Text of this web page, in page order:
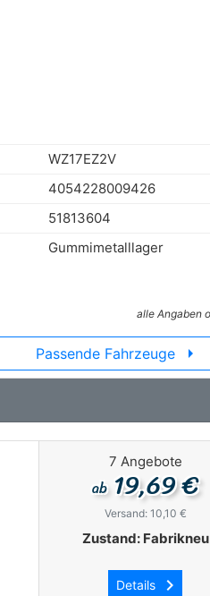
WZ17EZ2V
4054228009426
51813604
Gummimetalllager
alle Angaben
Passende Fahrzeuge arrow_right
7 Angebote
ab19,69 €
Versand: 10,10 €
Zustand: Fabrikneu
Details keyboard_arrow_right